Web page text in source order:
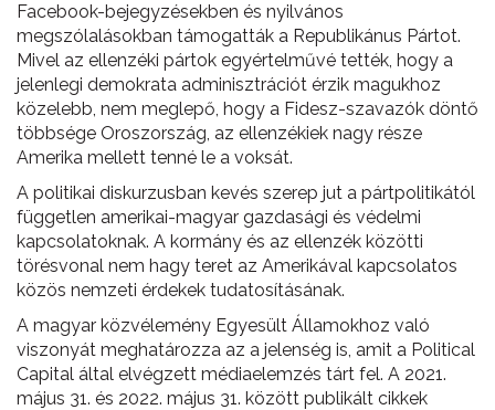
Facebook-bejegyzésekben és nyilvános
megszólalásokban támogatták a Republikánus Pártot.
Mivel az ellenzéki pártok egyértelművé tették, hogy a
jelenlegi demokrata adminisztrációt érzik magukhoz
közelebb, nem meglepő, hogy a Fidesz-szavazók döntő
többsége Oroszország, az ellenzékiek nagy része
Amerika mellett tenné le a voksát.
A politikai diskurzusban kevés szerep jut a pártpolitikától
független amerikai-magyar gazdasági és védelmi
kapcsolatoknak. A kormány és az ellenzék közötti
törésvonal nem hagy teret az Amerikával kapcsolatos
közös nemzeti érdekek tudatosításának.
A magyar közvélemény Egyesült Államokhoz való
viszonyát meghatározza az a jelenség is, amit a Political
Capital által elvégzett médiaelemzés tárt fel. A 2021.
május 31. és 2022. május 31. között publikált cikkek